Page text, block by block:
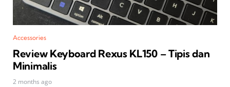
Accessories
Review Keyboard Rexus KL150 – Tipis dan
Minimalis
2 months ago